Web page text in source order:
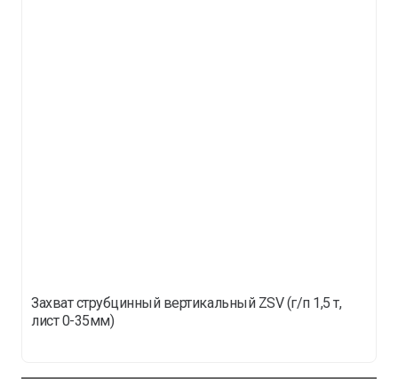
Захват струбцинный вертикальный ZSV (г/п 1,5 т,
лист 0-35мм)